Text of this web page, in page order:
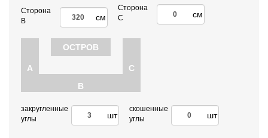
Сторона
B
см
Сторона
C
см
A
ОСТРОВ
B
C
закругленные
углы
шт
скошенные
углы
шт